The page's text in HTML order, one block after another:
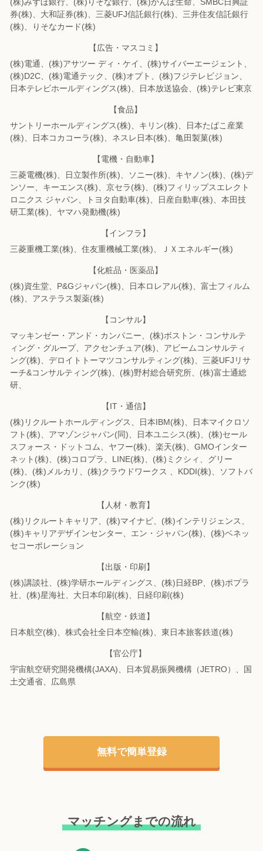
券(株)、 大和証券(株)、三菱UFJ信託銀行(株)、三井住友信託銀行
(株)、りそなカード(株)
【広告・マスコミ】
(株)電通、(株)アサツー ディ・ケイ、(株)サイバーエージェント、
(株)D2C、 (株)電通テック、(株)オプト、(株)フジテレビジョン、
日本テレビホールディングス(株)、
日本放送協会、(株)テレビ東京
【食品】
サントリーホールディングス(株)、キリン(株)、日本たばこ産業
(株)、
日本コカコーラ(株)、ネスレ日本(株)、亀田製菓(株)
【電機・自動車】
三菱電機(株)、日立製作所(株)、ソニー(株)、キヤノン(株)、(株)デ
ンソー、 キーエンス(株)、京セラ(株)、(株)フィリップスエレクト
ロニクス ジャパン、
トヨタ自動車(株)、日産自動車(株)、本田技
研工業(株)、ヤマハ発動機(株)
【インフラ】
三菱重機工業(株)、住友重機械工業(株)、ＪＸエネルギー(株)
【化粧品・医薬品】
(株)資生堂、P&Gジャパン(株)、日本ロレアル(株)、富士フィルム
(株)、 アステラス製薬(株)
【コンサル】
マッキンゼー・アンド・カンパニー、(株)ボストン・コンサルテ
ィング・グループ、 アクセンチュア(株)、アビームコンサルティ
ング(株)、 デロイトトーマツコンサルティング(株)、三菱UFJリサ
ーチ&コンサルティング(株)、 (株)野村総合研究所、(株)富士通総
研、
【IT・通信】
(株)リクルートホールディングス、日本IBM(株)、日本マイクロソ
フト(株)、 アマゾンジャパン(同)、日本ユニシス(株)、(株)セール
スフォース・ドットコム、 ヤフー(株)、楽天(株)、GMOインター
ネット(株)、(株)コロプラ、LINE(株)、 (株)ミクシィ、グリー
(株)、(株)メルカリ、(株)クラウドワークス 、KDDI(株)、
ソフトバ
ンク(株)
【人材・教育】
(株)リクルートキャリア、(株)マイナビ、(株)インテリジェンス、
(株)キャリアデザインセンター、エン・ジャパン(株)、(株)ベネッ
セコーポレーション
【出版・印刷】
(株)講談社、(株)学研ホールディングス、(株)日経BP、(株)ポプラ
社、(株)星海社、 大日本印刷(株)、日経印刷(株)
【航空・鉄道】
日本航空(株)、株式会社全日本空輸(株)、東日本旅客鉄道(株)
【官公庁】
宇宙航空研究開発機構(JAXA)、日本貿易振興機構（JETRO）、国
土交通省、広島県
無料で簡単登録
マッチングまでの流れ